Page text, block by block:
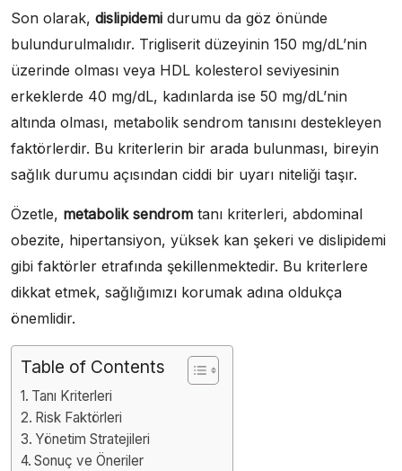
Son olarak, dislipidemi durumu da göz önünde
bulundurulmalıdır. Trigliserit düzeyinin 150 mg/dL’nin
üzerinde olması veya HDL kolesterol seviyesinin
erkeklerde 40 mg/dL, kadınlarda ise 50 mg/dL’nin
altında olması, metabolik sendrom tanısını destekleyen
faktörlerdir. Bu kriterlerin bir arada bulunması, bireyin
sağlık durumu açısından ciddi bir uyarı niteliği taşır.
Özetle, metabolik sendrom tanı kriterleri, abdominal
obezite, hipertansiyon, yüksek kan şekeri ve dislipidemi
gibi faktörler etrafında şekillenmektedir. Bu kriterlere
dikkat etmek, sağlığımızı korumak adına oldukça
önemlidir.
Table of Contents
Tanı Kriterleri
Risk Faktörleri
Yönetim Stratejileri
Sonuç ve Öneriler